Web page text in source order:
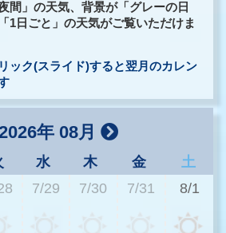
間」の天気、背景が「グレーの日
1日ごと」の天気がご覧いただけま
ック(スライド)すると翌月のカレン
年 08月
水 木 金
土
7/29 7/30 7/31 8/1